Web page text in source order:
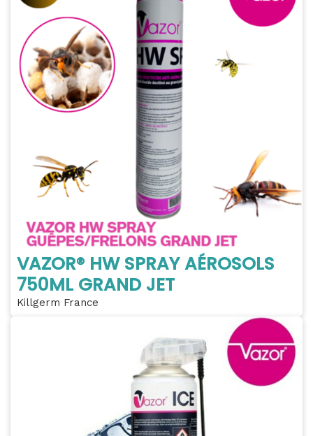
VAZOR® HW SPRAY AÉROSOLS
750ML GRAND JET
Killgerm France